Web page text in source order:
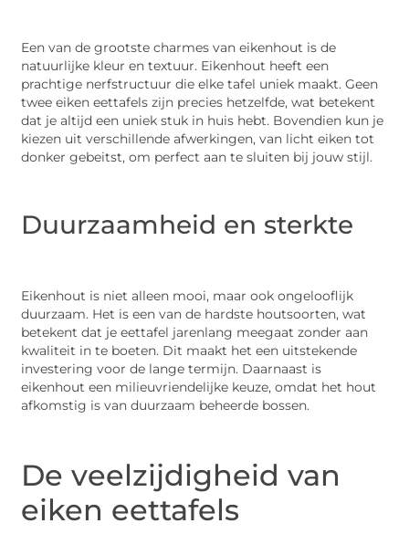
Een van de grootste charmes van eikenhout is de
natuurlijke kleur en textuur. Eikenhout heeft een
prachtige nerfstructuur die elke tafel uniek maakt. Geen
twee eiken eettafels zijn precies hetzelfde, wat betekent
dat je altijd een uniek stuk in huis hebt. Bovendien kun je
kiezen uit verschillende afwerkingen, van licht eiken tot
donker gebeitst, om perfect aan te sluiten bij jouw stijl.
Duurzaamheid en sterkte
Eikenhout is niet alleen mooi, maar ook ongelooflijk
duurzaam. Het is een van de hardste houtsoorten, wat
betekent dat je eettafel jarenlang meegaat zonder aan
kwaliteit in te boeten. Dit maakt het een uitstekende
investering voor de lange termijn. Daarnaast is
eikenhout een milieuvriendelijke keuze, omdat het hout
afkomstig is van duurzaam beheerde bossen.
De veelzijdigheid van
eiken eettafels